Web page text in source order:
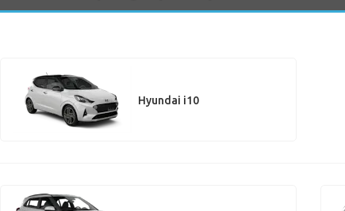
Hyundai i10